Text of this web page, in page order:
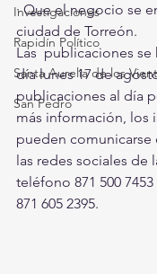
Investigaciones
Rapidín Político
Santa Aurelia de los
San Pedro
· Que el negocio se
ciudad de Torreón.
Las  publicaciones se
día lunes 17 de
publicaciones al día
más información, los
pueden comunicarse
las redes sociales de
teléfono 871 500
871 605 2395.